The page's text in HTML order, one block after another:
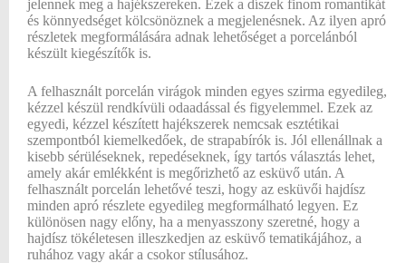
jelennek meg a hajékszereken. Ezek a díszek finom romantikát
és könnyedséget kölcsönöznek a megjelenésnek. Az ilyen apró
részletek megformálására adnak lehetőséget a porcelánból
készült kiegészítők is.
A felhasznált porcelán virágok minden egyes szirma egyedileg,
kézzel készül rendkívüli odaadással és figyelemmel. Ezek az
egyedi, kézzel készített hajékszerek nemcsak esztétikai
szempontból kiemelkedőek, de strapabírók is. Jól ellenállnak a
kisebb sérüléseknek, repedéseknek, így tartós választás lehet,
amely akár emlékként is megőrizhető az esküvő után. A
felhasznált porcelán lehetővé teszi, hogy az esküvői hajdísz
minden apró részlete egyedileg megformálható legyen. Ez
különösen nagy előny, ha a menyasszony szeretné, hogy a
hajdísz tökéletesen illeszkedjen az esküvő tematikájához, a
ruhához vagy akár a csokor stílusához.